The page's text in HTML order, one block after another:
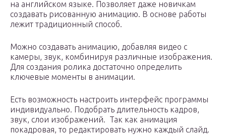
на английском языке. Позволяет даже новичкам
создавать рисованную анимацию. В основе работы
лежит традиционный способ.
Можно создавать анимацию, добавляя видео с
камеры, звук, комбинируя различные изображения.
Для создания ролика достаточно определить
ключевые моменты в анимации.
Есть возможность настроить интерфейс программы
индивидуально. Подобрать длительность кадров,
звук, слои изображений. Так как анимация
покадровая, то редактировать нужно каждый слайд.